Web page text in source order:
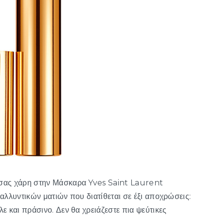
σας χάρη στην Μάσκαρα Yves Saint Laurent
ματιών που διατίθεται σε έξι αποχρώσεις:
πράσινο. Δεν θα χρειάζεστε πια ψεύτικες